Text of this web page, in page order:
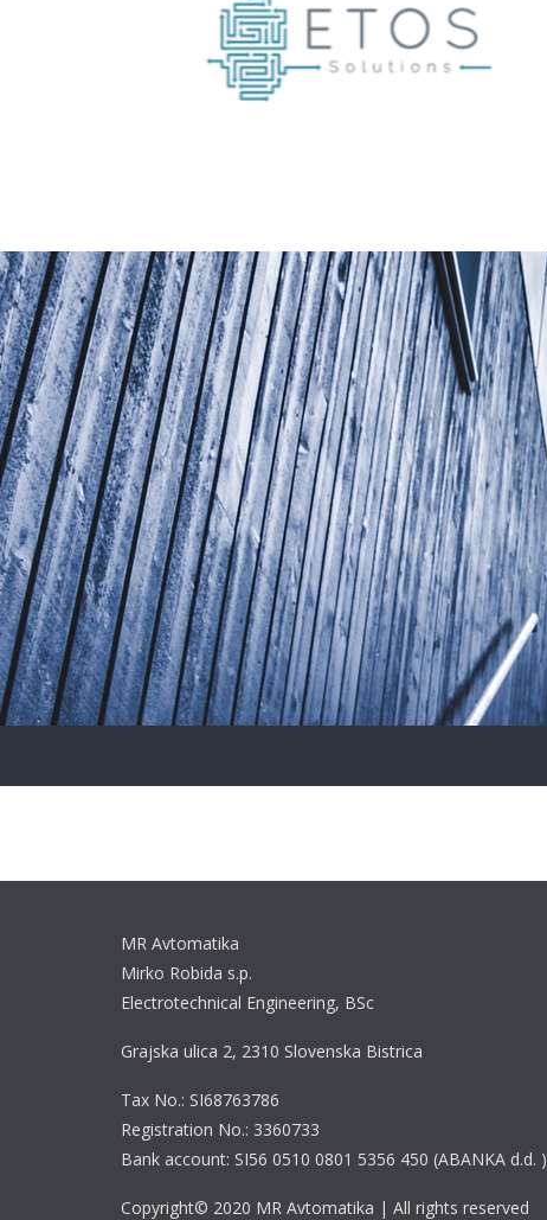
MR Avtomatika
Mirko Robida s.p.
Electrotechnical Engineering, BSc
Grajska ulica 2, 2310 Slovenska Bistrica
Tax No.: SI68763786
Registration No.: 3360733
Bank account: SI56 0510 0801 5356 450 (ABANKA d.d. )
Copyright© 2020 MR Avtomatika | All rights reserved